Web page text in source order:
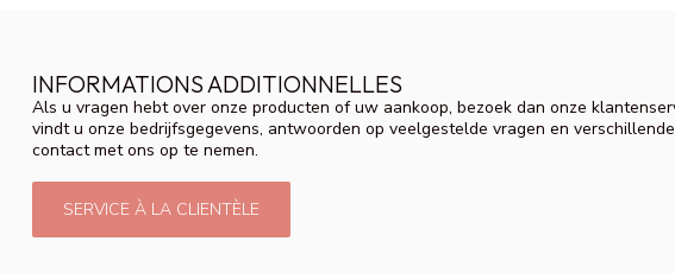
INFORMATIONS ADDITIONNELLES
Als u vragen hebt over onze producten of uw aankoop, bezoek dan onze
vindt u onze bedrijfsgegevens, antwoorden op veelgestelde vragen en
contact met ons op te nemen.
SERVICE À LA CLIENTÈLE